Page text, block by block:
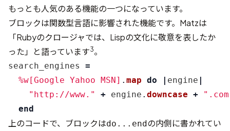
もっとも人気のある機能の一つになっています。
ブロックは関数型言語に影響された機能です。Matzは
「Rubyのクロージャでは、Lispの文化に敬意を表したか
った」と語っています3。
search_engines
=
%w[Google Yahoo MSN] . map do | engine |
"http://www."
+ engine . downcase +
end
上のコードで、ブロックはdo...endの内側に書かれてい